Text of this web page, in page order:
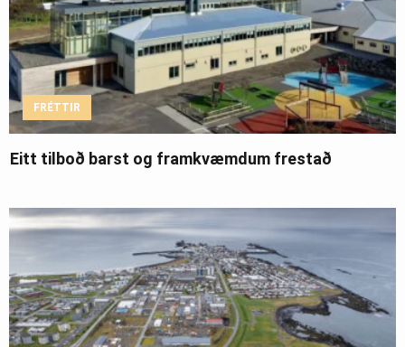
FRÉTTIR
Eitt tilboð barst og framkvæmdum frestað